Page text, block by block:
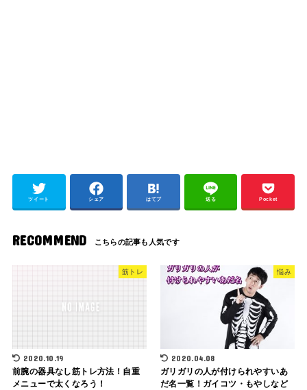
ツイート シェア はてブ 送る Pocket
RECOMMEND
筋トレ
2020.10.19
前腕の器具なし筋トレ方法！自重
メニューで太くなろう！
悩み
2020.04.08
ガリガリの人が付けられやすいあ
だ名一覧！ガイコツ・もやしなど